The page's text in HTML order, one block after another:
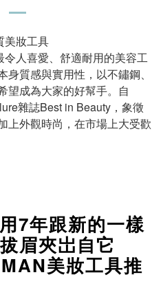
美妝工具
人喜愛、舒適耐用的美容工
質感與實用性，以不鏽鋼、
望成為大家的好幫手。自
雜誌Best in Beauty，象徵
上外觀時尚，在市場上大受歡
7年跟新的一樣
眉夾岀自它
美妝工具推